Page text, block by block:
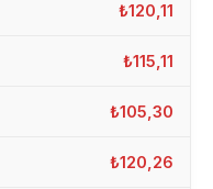
₺120,11
₺115,11
₺105,30
₺120,26